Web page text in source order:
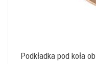
Podkładka pod koła